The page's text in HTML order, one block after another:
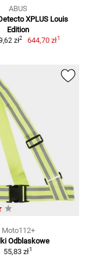
ABUS
XPLUS Louis
Edition
zł2 644,70 zł1
Moto112+
Odblaskowe
55,83 zł1